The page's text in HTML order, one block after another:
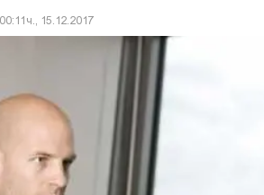
15.12.2017